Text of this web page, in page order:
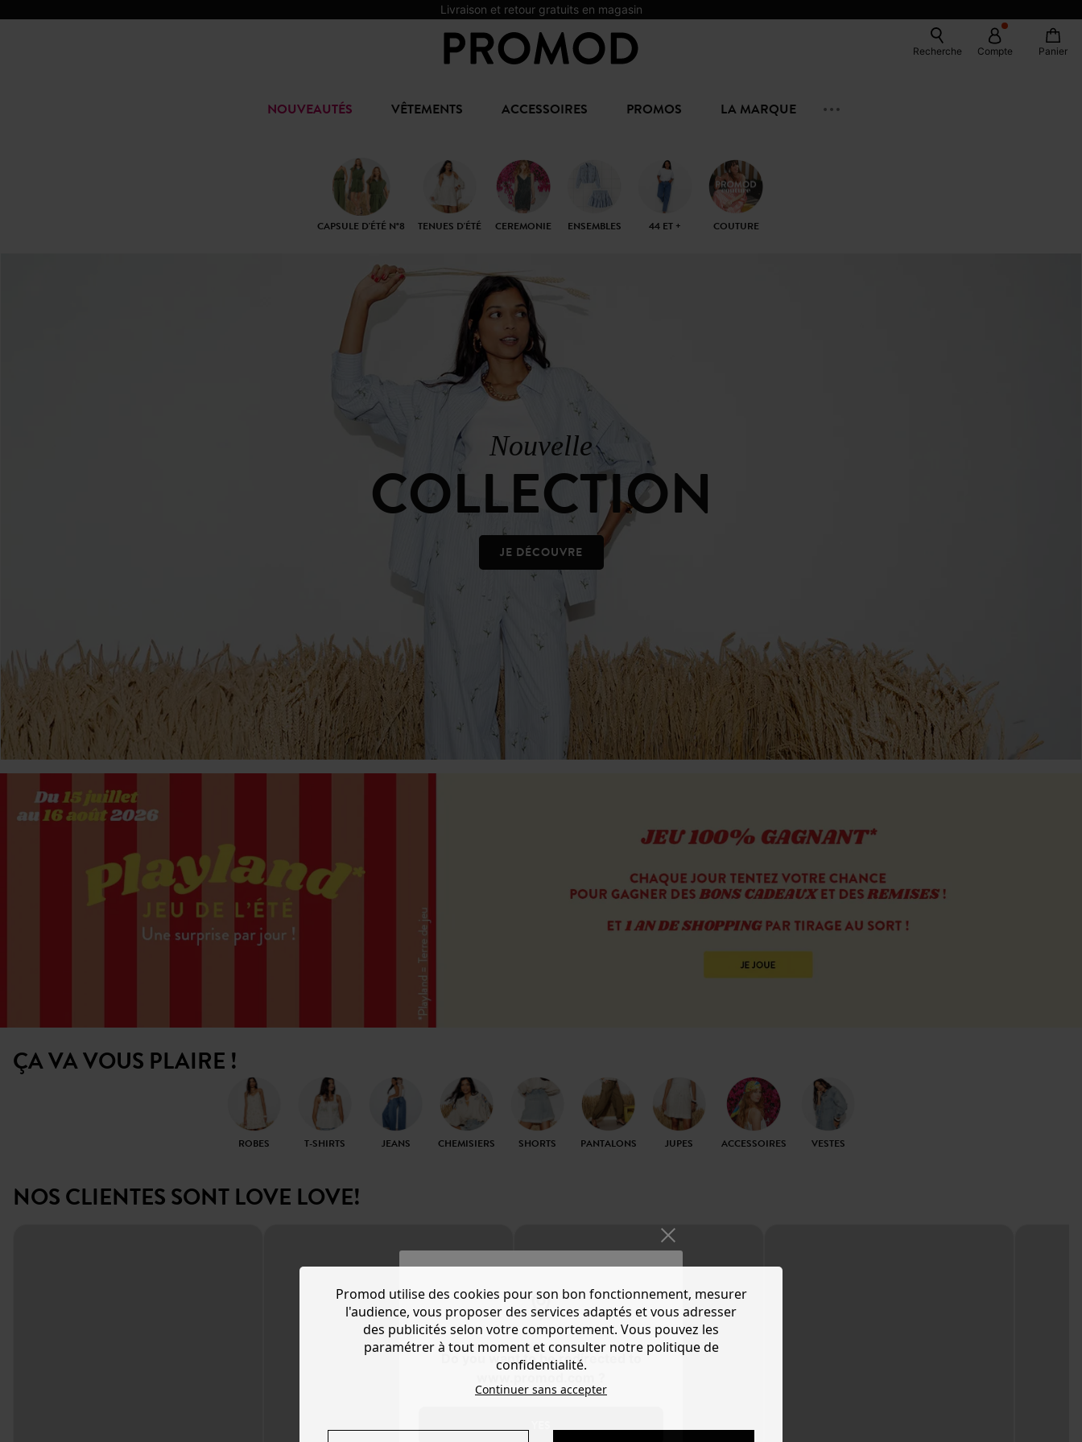
Livraison et retour gratuits en magasin
Do you want to be redirected to
NOUVEAUTÉS VÊTEMENTS ACCESSOIRES PROMOS LA MARQUE
Recherche Compte Panier
CAPSULE D'ÉTÉ N°8 TENUES D'ÉTÉ CEREMONIE ENSEMBLES 44 ET + COUTURE
Nouvelle
COLLECTION
JE DÉCOUVRE
ÇA VA VOUS PLAIRE !
ROBES T-SHIRTS JEANS CHEMISIERS SHORTS PANTALONS JUPES ACCESSOIRES VESTES
NOS CLIENTES SONT LOVE LOVE!
Promod utilise des cookies pour son bon fonctionnement, mesurer
l'audience, vous proposer des services adaptés et vous adresser
des publicités selon votre comportement. Vous pouvez les
paramétrer à tout moment et consulter notre politique de
confidentialité.
Continuer sans accepter